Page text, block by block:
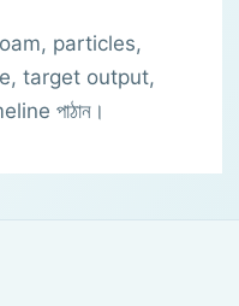
particles,
target output,
পাঠান।